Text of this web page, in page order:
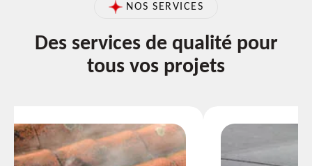
NOS SERVICES
Des services de qualité pour
tous vos projets